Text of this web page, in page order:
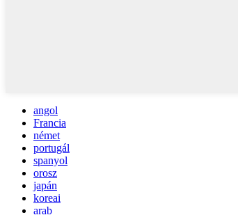
angol
Francia
német
portugál
spanyol
orosz
japán
koreai
arab